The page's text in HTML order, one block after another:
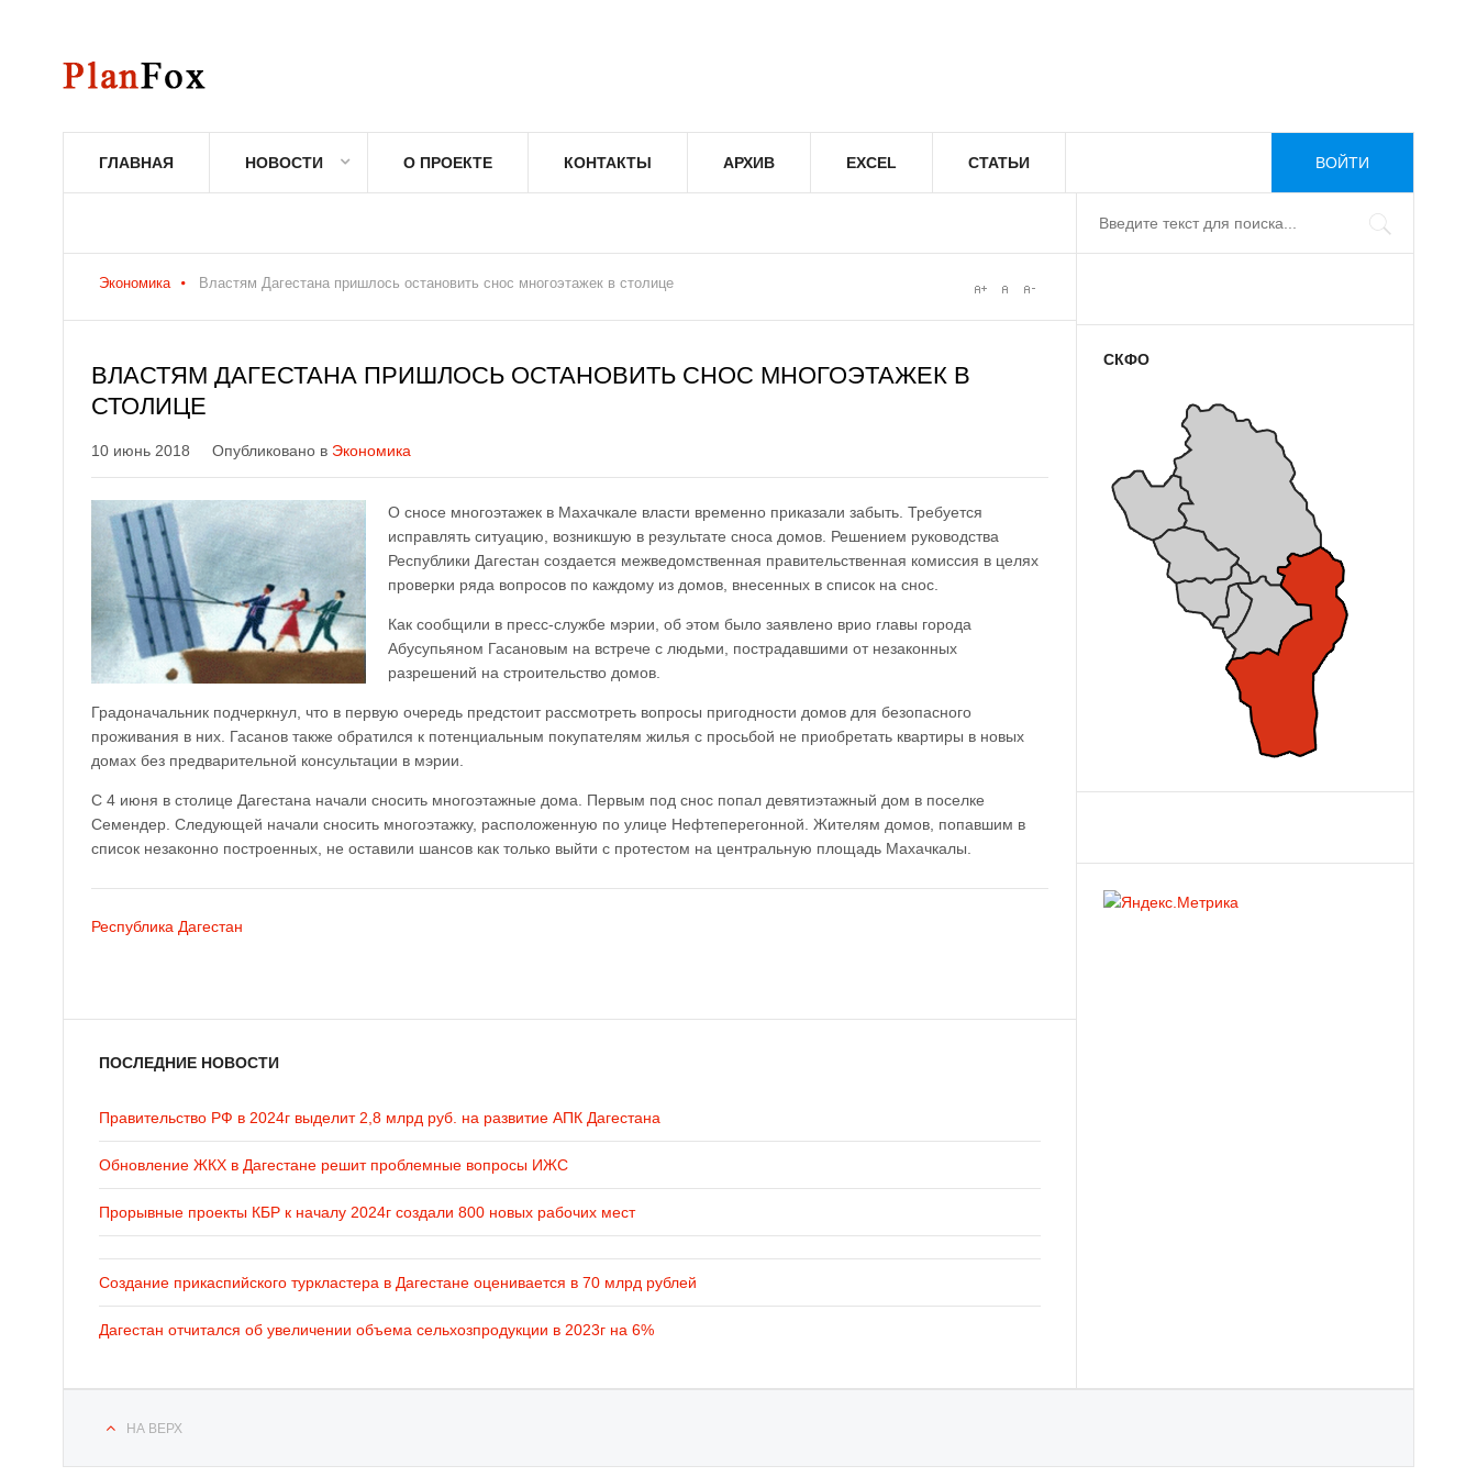
ГЛАВНАЯ НОВОСТИ О ПРОЕКТЕ КОНТАКТЫ АРХИВ EXCEL СТАТЬИ ВОЙТИ
Экономика Властям Дагестана пришлось остановить снос многоэтажек в столице
ВЛАСТЯМ ДАГЕСТАНА ПРИШЛОСЬ ОСТАНОВИТЬ СНОС МНОГОЭТАЖЕК В
СТОЛИЦЕ
10 июнь 2018 Опубликовано в Экономика
О сносе многоэтажек в Махачкале власти временно приказали забыть. Требуется
исправлять ситуацию, возникшую в результате сноса домов. Решением руководства
Республики Дагестан создается межведомственная правительственная комиссия в целях
проверки ряда вопросов по каждому из домов, внесенных в список на снос.
Как сообщили в пресс-службе мэрии, об этом было заявлено врио главы города
Абусупьяном Гасановым на встрече с людьми, пострадавшими от незаконных
разрешений на строительство домов.
Градоначальник подчеркнул, что в первую очередь предстоит рассмотреть вопросы пригодности домов для безопасного
проживания в них. Гасанов также обратился к потенциальным покупателям жилья с просьбой не приобретать квартиры в новых
домах без предварительной консультации в мэрии.
С 4 июня в столице Дагестана начали сносить многоэтажные дома. Первым под снос попал девятиэтажный дом в поселке
Семендер. Следующей начали сносить многоэтажку, расположенную по улице Нефтеперегонной. Жителям домов, попавшим в
список незаконно построенных, не оставили шансов как только выйти с протестом на центральную площадь Махачкалы.
Республика Дагестан
ПОСЛЕДНИЕ НОВОСТИ
Правительство РФ в 2024г выделит 2,8 млрд руб. на развитие АПК Дагестана
Обновление ЖКХ в Дагестане решит проблемные вопросы ИЖС
Прорывные проекты КБР к началу 2024г создали 800 новых рабочих мест
Создание прикаспийского туркластера в Дагестане оценивается в 70 млрд рублей
Дагестан отчитался об увеличении объема сельхозпродукции в 2023г на 6%
СКФО
НА ВЕРХ